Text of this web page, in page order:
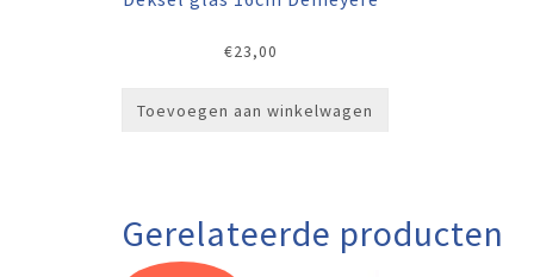
€23,00
Toevoegen aan winkelwagen
Gerelateerde producten